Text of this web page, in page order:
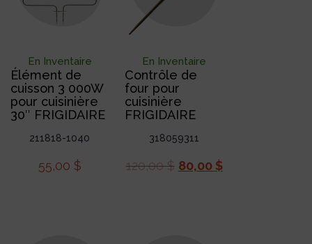
En Inventaire
Élément de
cuisson 3 000W
pour cuisinière
30″ FRIGIDAIRE
211818-1040
55,00 $
En Inventaire
Contrôle de
four pour
cuisinière
FRIGIDAIRE
318059311
120,00$ 80,00 $